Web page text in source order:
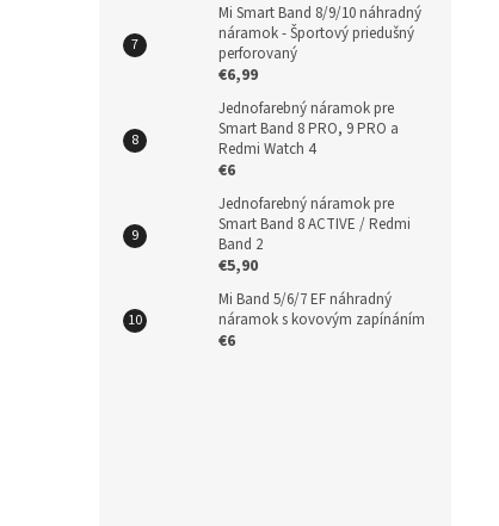
Mi Smart Band 8/9/10 náhradný
náramok - Športový priedušný
perforovaný
€6,99
Jednofarebný náramok pre
Smart Band 8 PRO, 9 PRO a
Redmi Watch 4
€6
Jednofarebný náramok pre
Smart Band 8 ACTIVE / Redmi
Band 2
€5,90
Mi Band 5/6/7 EF náhradný
náramok s kovovým zapínáním
€6